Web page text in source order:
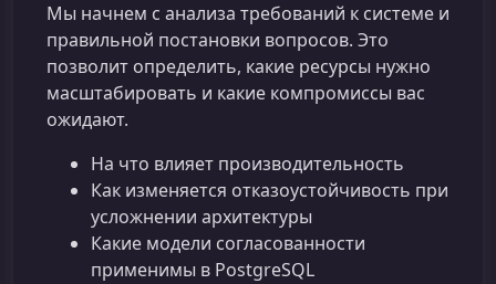
Мы начнем с анализа требований к системе и
правильной постановки вопросов. Это
позволит определить, какие ресурсы нужно
масштабировать и какие компромиссы вас
ожидают.
На что влияет производительность
Как изменяется отказоустойчивость при
усложнении архитектуры
Какие модели согласованности
применимы в PostgreSQL